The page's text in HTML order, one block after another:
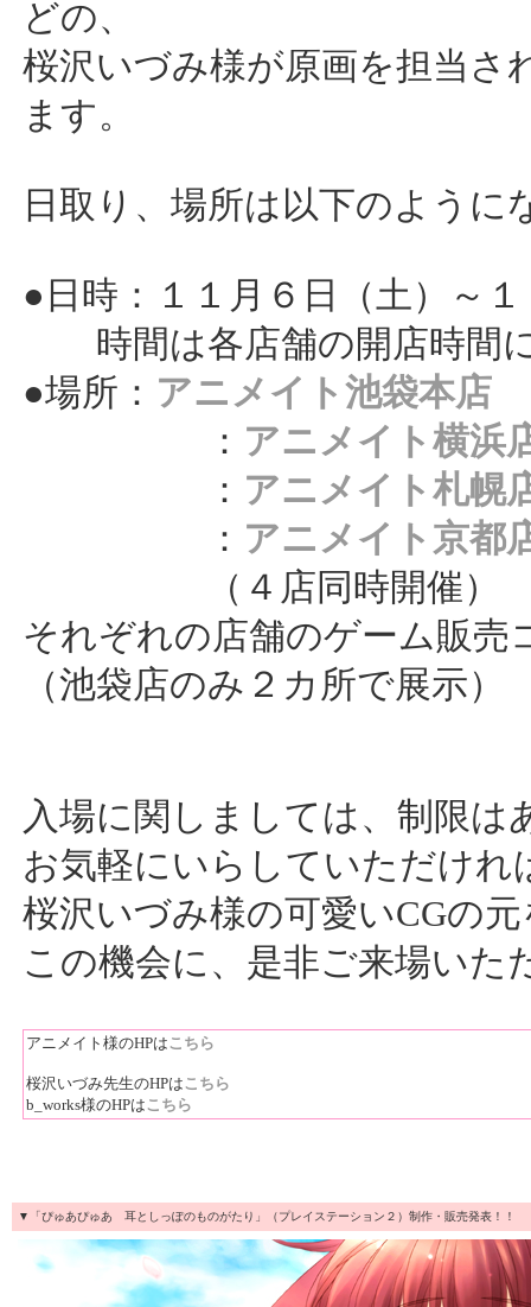
どの、
桜沢いづみ様が原画を担当さ
ます。
日取り、場所は以下のように
●日時：１１月６日（土）～
時間は各店舗の開店時間
●場所： アニメイト池袋本店
： アニメイト横浜
： アニメイト札幌
： アニメイト京都
（４店同時開催）
それぞれの店舗のゲーム販売
（池袋店のみ２カ所で展示）
入場に関しましては、制限は
お気軽にいらしていただけれ
桜沢いづみ様の可愛いCGの
この機会に、是非ご来場いた
アニメイト様のHPはこちら
桜沢いづみ先生のHPはこちら
b_works様のHPはこちら
▼「ぴゅあぴゅあ 耳としっぽのものがたり」（プレイステーション２）制作・販売発表！！